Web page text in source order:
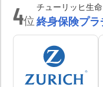
4位
チューリッヒ生命
終身保険プラ